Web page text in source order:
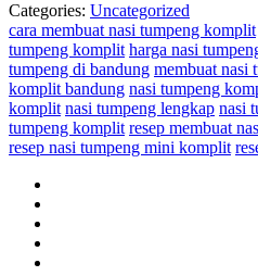
Categories: Uncategorized
cara membuat nasi tumpeng komplit
tumpeng komplit harga nasi
tumpeng di bandung membuat nasi
komplit bandung nasi tumpeng
komplit nasi tumpeng lengkap nasi
tumpeng komplit resep membuat
resep nasi tumpeng mini komplit